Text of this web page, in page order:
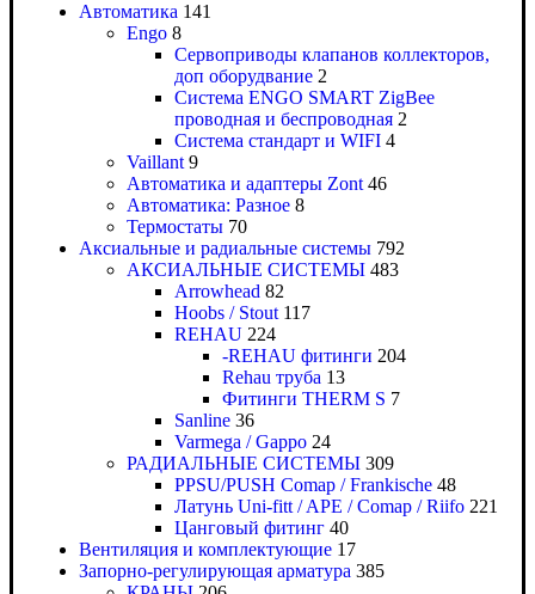
Автоматика 141
Engo 8
Сервоприводы клапанов коллекторов,
доп оборудвание 2
Система ENGO SMART ZigBee
проводная и беспроводная 2
Система стандарт и WIFI 4
Vaillant 9
Автоматика и адаптеры Zont 46
Автоматика: Разное 8
Термостаты 70
Аксиальные и радиальные системы 792
АКСИАЛЬНЫЕ СИСТЕМЫ 483
Arrowhead 82
Hoobs / Stout 117
REHAU 224
-REHAU фитинги 204
Rehau труба 13
Фитинги THERM S 7
Sanline 36
Varmega / Gappo 24
РАДИАЛЬНЫЕ СИСТЕМЫ 309
PPSU/PUSH Comap / Frankische 48
Латунь Uni-fitt / APE / Comap / Riifo 221
Цанговый фитинг 40
Вентиляция и комплектующие 17
Запорно-регулирующая арматура 385